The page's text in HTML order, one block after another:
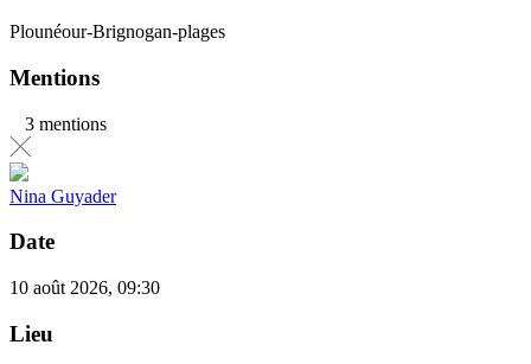
Plounéour-Brignogan-plages
Mentions
3 mentions
Nina Guyader
Date
10 août 2026, 09:30
Lieu